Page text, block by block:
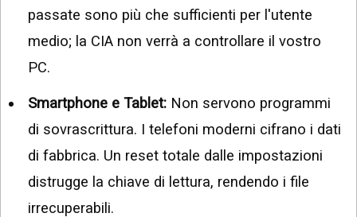
passate sono più che sufficienti per l'utente
medio; la CIA non verrà a controllare il vostro
PC.
Smartphone e Tablet: Non servono programmi
di sovrascrittura. I telefoni moderni cifrano i dati
di fabbrica. Un reset totale dalle impostazioni
distrugge la chiave di lettura, rendendo i file
irrecuperabili.